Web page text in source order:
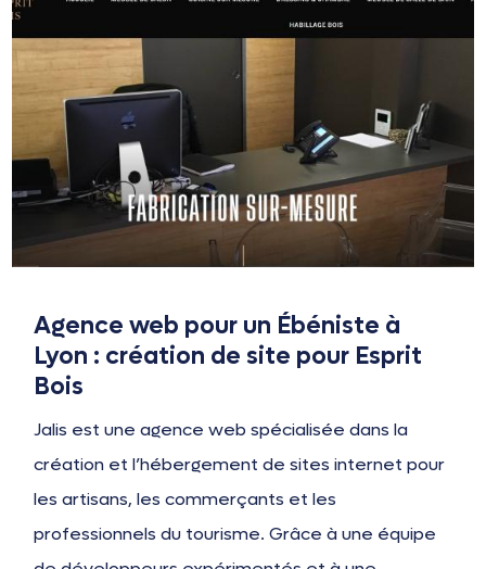
Agence web pour un Ébéniste à
Lyon : création de site pour Esprit
Bois
Jalis est une agence web spécialisée dans la
création et l’hébergement de sites internet pour
les artisans, les commerçants et les
professionnels du tourisme. Grâce à une équipe